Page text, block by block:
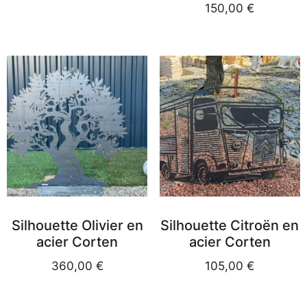
150,00€
Silhouette Olivier en
acier Corten
360,00 €
Silhouette Citroën en
acier Corten
105,00€